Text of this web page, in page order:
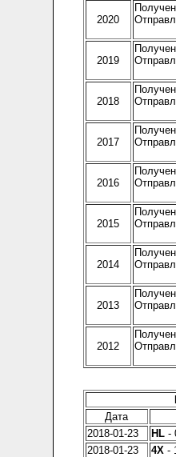
2020
2019
2018
2017
2016
2015
2014
2013
2012
Дата
2018-01-23
HL-
2018-01-23
4X -